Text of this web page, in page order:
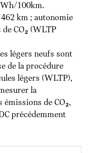
100km.
km ; autonomie
CO₂ (WLTP
légers neufs sont
de la procédure
légers (WLTP),
la
de CO₂,
précédemment